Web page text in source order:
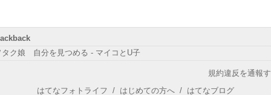
タク娘 自分を見つめる - マイコとU子
規約違反を通報
はてなフォトライフ / はじめての方へ / はてなブログ